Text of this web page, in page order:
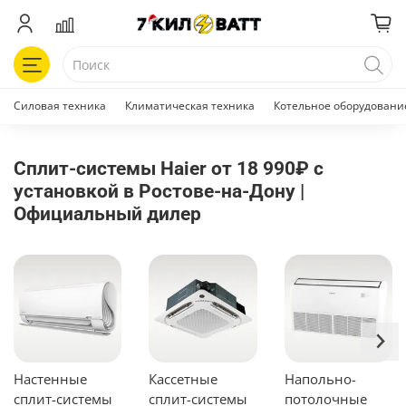
Силовая техника Климатическая техника Котельное
Сплит-системы Haier от 18 990₽ с
установкой в Ростове-на-Дону |
Официальный дилер
Настенные
сплит-системы
Кассетные
сплит-системы
Напольно-
потолочные